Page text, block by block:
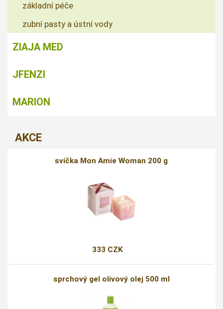
základní péče
zubní pasty a ústní vody
ZIAJA MED
JFENZI
MARION
AKCE
svíčka Mon Amie Woman 200 g
333 CZK
sprchový gel olivový olej 500 ml